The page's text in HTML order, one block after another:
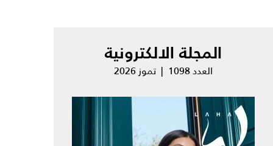
المجلة الالكترونية
العدد 1098 | تموز 2026